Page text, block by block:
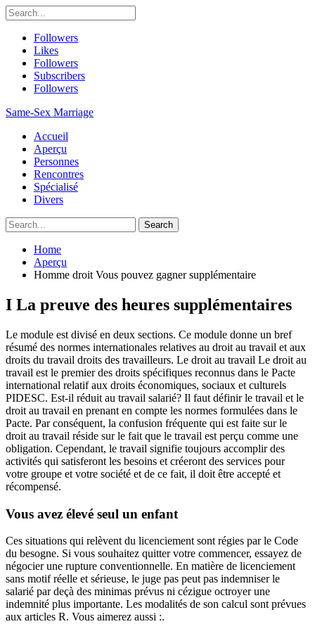
Followers
Likes
Followers
Subscribers
Followers
Same-Sex Marriage
Accueil
Aperçu
Personnes
Rencontres
Spécialisé
Divers
Home
Aperçu
Homme droit Vous pouvez gagner supplémentaire
I La preuve des heures supplémentaires
Le module est divisé en deux sections. Ce module donne un bref
résumé des normes internationales relatives au droit au travail et aux
droits du travail droits des travailleurs. Le droit au travail Le droit au
travail est le premier des droits spécifiques reconnus dans le Pacte
international relatif aux droits économiques, sociaux et culturels
PIDESC. Est-il réduit au travail salarié? Il faut définir le travail et le
droit au travail en prenant en compte les normes formulées dans le
Pacte. Par conséquent, la confusion fréquente qui est faite sur le
droit au travail réside sur le fait que le travail est perçu comme une
obligation. Cependant, le travail signifie toujours accomplir des
activités qui satisferont les besoins et créeront des services pour
votre groupe et votre société et de ce fait, il doit être accepté et
récompensé.
Vous avez élevé seul un enfant
Ces situations qui relèvent du licenciement sont régies par le Code
du besogne. Si vous souhaitez quitter votre commencer, essayez de
négocier une rupture conventionnelle. En matière de licenciement
sans motif réelle et sérieuse, le juge pas peut pas indemniser le
salarié par deçà des minimas prévus ni cézigue octroyer une
indemnité plus importante. Les modalités de son calcul sont prévues
aux articles R. Vous aimerez aussi :.